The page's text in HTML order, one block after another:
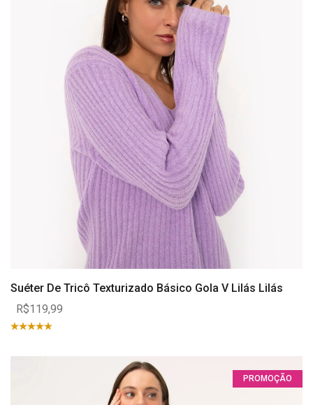
Suéter De Tricô Texturizado Básico Gola V Lilás Lilás
R$119,99
PROMOÇÃO